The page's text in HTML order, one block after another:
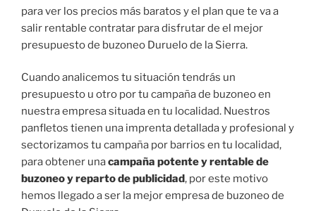
para ver los precios más baratos y el plan que te va a
salir rentable contratar para disfrutar de el mejor
presupuesto de buzoneo Duruelo de la Sierra.
Cuando analicemos tu situación tendrás un
presupuesto u otro por tu campaña de buzoneo en
nuestra empresa situada en tu localidad. Nuestros
panfletos tienen una imprenta detallada y profesional y
sectorizamos tu campaña por barrios en tu localidad,
para obtener unacampaña potente y rentable de
buzoneo y reparto de publicidad, por este motivo
hemos llegado a ser la mejor empresa de buzoneo de